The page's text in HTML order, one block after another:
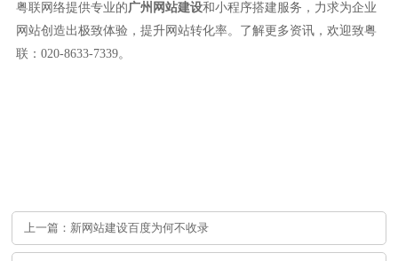
粤联网络提供专业的广州网站建设和小程序搭建服务，力求为企业
网站创造出极致体验，提升网站转化率。了解更多资讯，欢迎致粤
联：020-8633-7339。
上一篇：新网站建设百度为何不收录